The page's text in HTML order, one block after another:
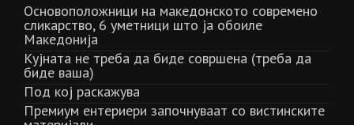
Основоположници на македонското современо
сликарство, 6 уметници што ја обоиле
Македонија
Кујната не треба да биде совршена (треба да
биде ваша)
Под кој раскажува
Премиум ентериери започнуваат со вистинските